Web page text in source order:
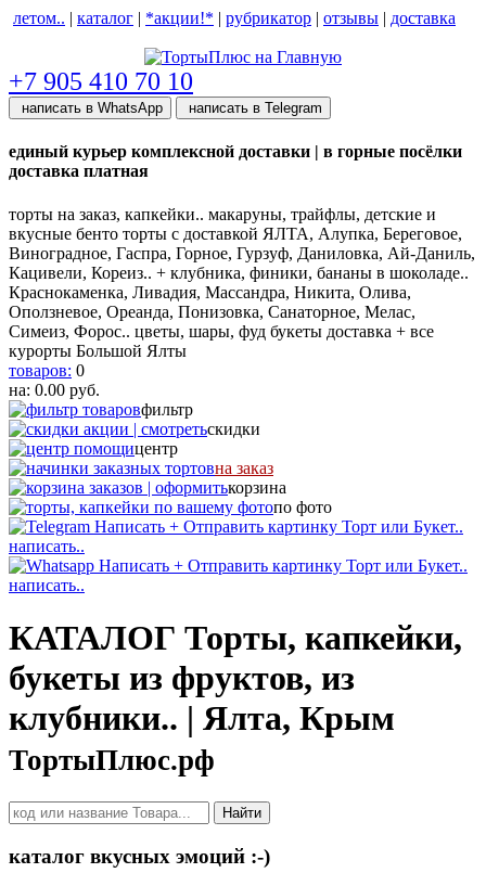
летом.. | каталог | *акции!* | рубрикатор | отзывы | доставка
+7 905 410 70 10
написать в WhatsApp написать в Telegram
единый курьер комплексной доставки | в горные посёлки
доставка платная
торты на заказ, капкейки.. макаруны, трайфлы, детские и
вкусные бенто торты с доставкой ЯЛТА, Алупка, Береговое,
Виноградное, Гаспра, Горное, Гурзуф, Даниловка, Ай-Даниль,
Кацивели, Кореиз.. + клубника, финики, бананы в шоколаде..
Краснокаменка, Ливадия, Массандра, Никита, Олива,
Оползневое, Ореанда, Понизовка, Санаторное, Мелас,
Симеиз, Форос.. цветы, шары, фуд букеты доставка + все
курорты Большой Ялты
товаров: 0
на: 0.00 руб.
фильтр
скидки
центр
на заказ
корзина
по фото
написать..
написать..
КАТАЛОГ Торты, капкейки,
букеты из фруктов, из
клубники.. | Ялта, Крым
ТортыПлюс.рф
Найти
каталог вкусных эмоций :-)